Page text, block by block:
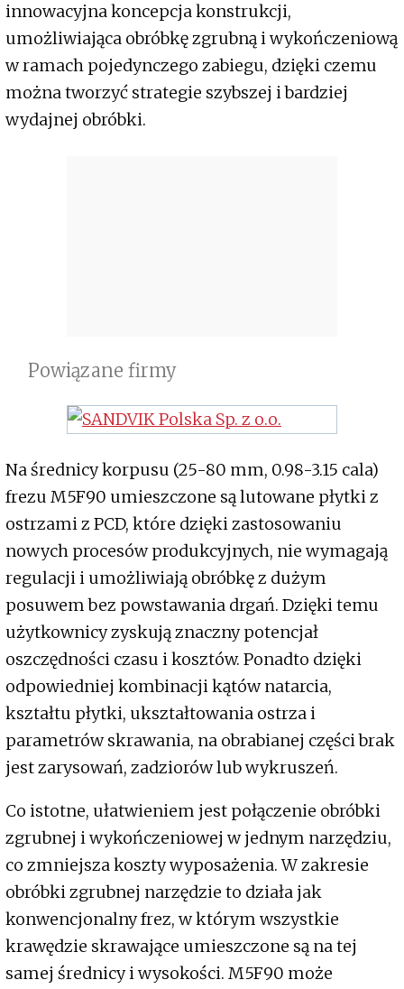
innowacyjna koncepcja konstrukcji,
umożliwiająca obróbkę zgrubną i wykończeniową
w ramach pojedynczego zabiegu, dzięki czemu
można tworzyć strategie szybszej i bardziej
wydajnej obróbki.
Powiązane firmy
Na średnicy korpusu (25-80 mm, 0.98-3.15 cala)
frezu M5F90 umieszczone są lutowane płytki z
ostrzami z PCD, które dzięki zastosowaniu
nowych procesów produkcyjnych, nie wymagają
regulacji i umożliwiają obróbkę z dużym
posuwem bez powstawania drgań. Dzięki temu
użytkownicy zyskują znaczny potencjał
oszczędności czasu i kosztów. Ponadto dzięki
odpowiedniej kombinacji kątów natarcia,
kształtu płytki, ukształtowania ostrza i
parametrów skrawania, na obrabianej części brak
jest zarysowań, zadziorów lub wykruszeń.
Co istotne, ułatwieniem jest połączenie obróbki
zgrubnej i wykończeniowej w jednym narzędziu,
co zmniejsza koszty wyposażenia. W zakresie
obróbki zgrubnej narzędzie to działa jak
konwencjonalny frez, w którym wszystkie
krawędzie skrawające umieszczone są na tej
samej średnicy i wysokości. M5F90 może